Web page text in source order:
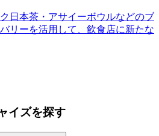
日本茶・アサイーボウルなどのブ
リーを活用して、飲食店に新たな
イズを探す